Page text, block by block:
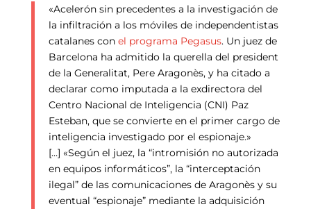
«Acelerón sin precedentes a la investigación de
la infiltración a los móviles de independentistas
catalanes con el programa Pegasus. Un juez de
Barcelona ha admitido la querella del president
de la Generalitat, Pere Aragonès, y ha citado a
declarar como imputada a la exdirectora del
Centro Nacional de Inteligencia (CNI) Paz
Esteban, que se convierte en el primer cargo de
inteligencia investigado por el espionaje.»
[…] «Según el juez, la “intromisión no autorizada
en equipos informáticos”, la “interceptación
ilegal” de las comunicaciones de Aragonès y su
eventual “espionaje” mediante la adquisición